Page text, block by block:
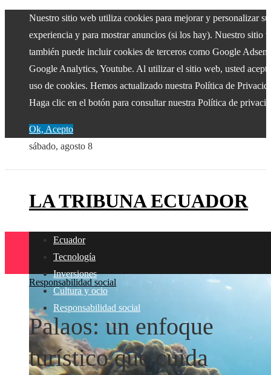
Nuestro sitio web utiliza cookies para mejorar y personalizar su
experiencia y para mostrar anuncios (si los hay). Nuestro sitio
también puede incluir cookies de terceros como Google
Google Analytics, Youtube. Al utilizar el sitio web, usted
uso de cookies. Hemos actualizado nuestra Política de
Haga clic en el botón para consultar nuestra Política de
Ok, Acepto
sábado, agosto 8
LA TRIBUNA ECUADOR
Ecuador
Tecnología
Inversiones
Cultura y ocio
Responsabilidad social
Responsabilidad social
Palaos: un enfoque
turístico que cuida